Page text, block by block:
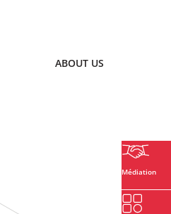
ABOUT US
Médiation